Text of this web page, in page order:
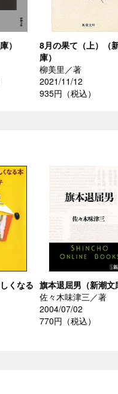
）
8月の果て（上）（
庫）
柳美里／著
2021/11/12
935円（税込）
くなる 旗本退屈男（新潮文
佐々木味津三／著
2004/07/02
770円（税込）